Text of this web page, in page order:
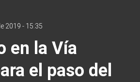
2019 - 15:35
en la Vía
el paso del